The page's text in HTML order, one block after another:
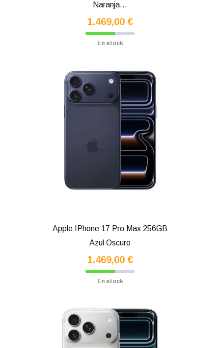
Naranja...
1.469,00 €
En stock
Apple IPhone 17 Pro Max 256GB
Azul Oscuro
1.469,00 €
En stock